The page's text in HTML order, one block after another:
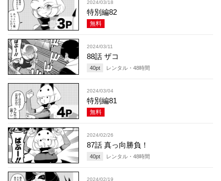
2024/03/18
特別編82
無料
2024/03/11
88話 ザコ
40pt レンタル・ 48時間
2024/03/04
特別編81
無料
2024/02/26
87話 真っ向勝負！
40pt レンタル・ 48時間
2024/02/19